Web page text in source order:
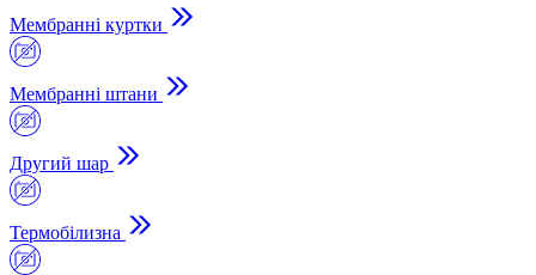
Мембранні куртки
Мембранні штани
Другий шар
Термобілизна